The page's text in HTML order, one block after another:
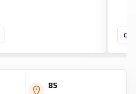
85